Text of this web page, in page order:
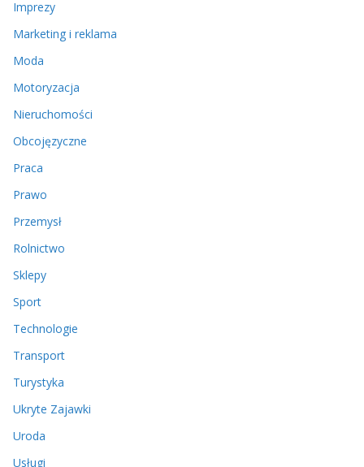
Imprezy
Marketing i reklama
Moda
Motoryzacja
Nieruchomości
Obcojęzyczne
Praca
Prawo
Przemysł
Rolnictwo
Sklepy
Sport
Technologie
Transport
Turystyka
Ukryte Zajawki
Uroda
Usługi